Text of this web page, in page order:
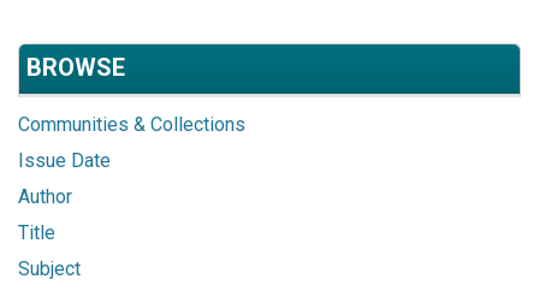
BROWSE
Communities & Collections
Issue Date
Author
Title
Subject